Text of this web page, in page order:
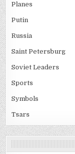
Planes
Putin
Russia
Saint Petersburg
Soviet Leaders
Sports
Symbols
Tsars